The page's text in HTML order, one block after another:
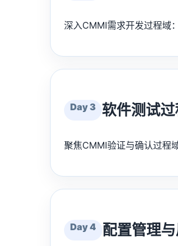
深入CMMI需求开发过程域
Day 3 软件测试
聚焦CMMI验证与确认过程
Day 4 配置管理